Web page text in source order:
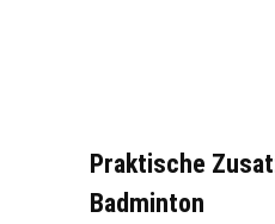
Praktische
Badminton